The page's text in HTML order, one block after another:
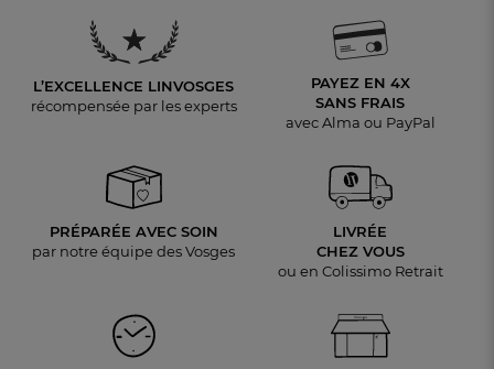
L’EXCELLENCE LINVOSGES
récompensée par les experts
PAYEZ EN 4X
SANS FRAIS
avec Alma ou PayPal
PRÉPARÉE AVEC SOIN
par notre équipe des Vosges
LIVRÉE
CHEZ VOUS
ou en Colissimo Retrait